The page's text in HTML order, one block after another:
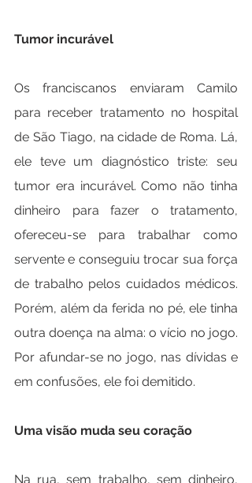
Tumor incurável
Os franciscanos enviaram Camilo
para receber tratamento no hospital
de São Tiago, na cidade de Roma. Lá,
ele teve um diagnóstico triste: seu
tumor era incurável. Como não tinha
dinheiro para fazer o tratamento,
ofereceu-se para trabalhar como
servente e conseguiu trocar sua força
de trabalho pelos cuidados médicos.
Porém, além da ferida no pé, ele tinha
outra doença na alma: o vício no jogo.
Por afundar-se no jogo, nas dívidas e
em confusões, ele foi demitido.
Uma visão muda seu coração
Na rua, sem trabalho, sem dinheiro,